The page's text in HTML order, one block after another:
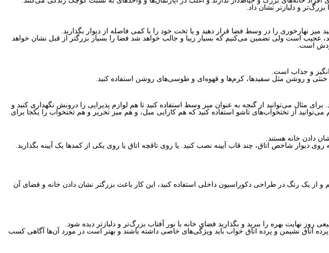
نهارخوری را در وسط فضا قرار دهید و یا تخت خود را با کمی فاصله از دیوار بگذارید.
خودش است.
و جذاب است.
خنثی و روشن مثل سفیدها، کرم‌ها و قهوه‌ای و طوسی‌های روشن استفاده کنید.
دادن خانه هستند.
دیوار شاخص اتاق، چند قاب آیینه نصب کنید. یا روی تاقچه اتاق یا روی یکی از کمدها یک آیینه بگذارید.
روز نهایت بهره را ببرید و بگذارید فضای خانه با نور آفتاب بزرگ‌تر و دلبازتر دیده شود.